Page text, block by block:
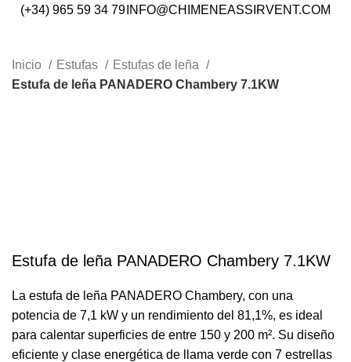
(+34) 965 59 34 79 INFO@CHIMENEASSIRVENT.COM
Inicio Estufas
Estufas de leña
Estufa de leña PANADERO Chambery 7.1KW
Estufa de leña PANADERO Chambery 7.1KW
La estufa de leña PANADERO Chambery, con una
potencia de 7,1 kW y un rendimiento del 81,1%, es ideal
para calentar superficies de entre 150 y 200 m². Su diseño
eficiente y clase energética de llama verde con 7 estrellas